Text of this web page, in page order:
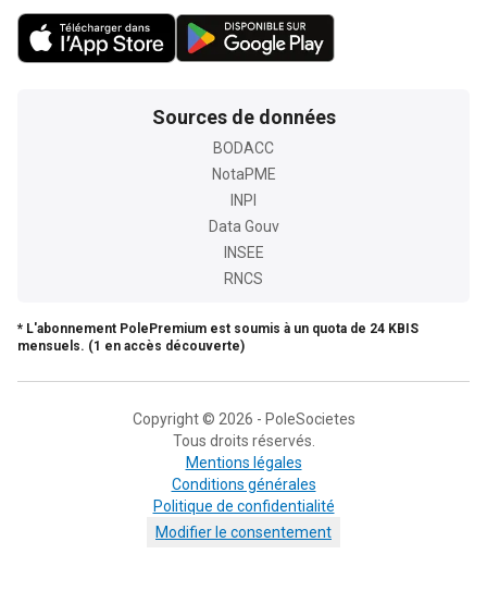
Sources de données
BODACC
NotaPME
INPI
Data Gouv
INSEE
RNCS
* L'abonnement PolePremium est soumis à un quota de 24 KBIS
mensuels. (1 en accès découverte)
Copyright © 2026 - PoleSocietes
Tous droits réservés.
Mentions légales
Conditions générales
Politique de confidentialité
Modifier le consentement